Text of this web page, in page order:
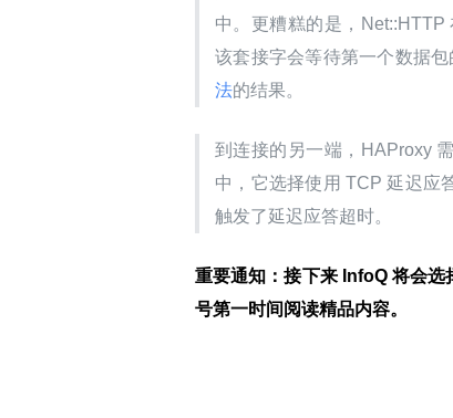
中。更糟糕的是，
该套接字会等待第一个数据
法的结果。
到连接的另一端，HAProxy
中，它选择使用 TCP 延迟应
触发了延迟应答超时。
重要通知：接下来 InfoQ 将会
号第一时间阅读精品内容。